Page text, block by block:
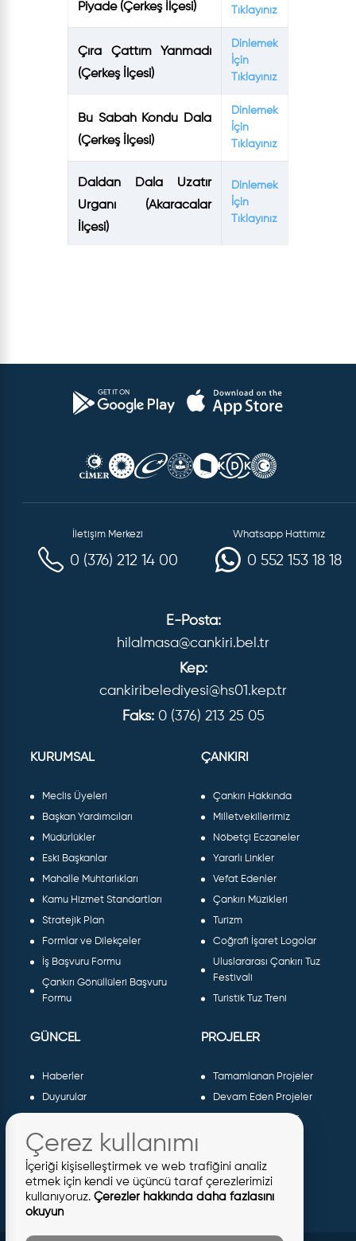
Piyade (Çerkeş İlçesi)
Tıklayınız
Çıra Çattım Yanmadı
(Çerkeş İlçesi)
Dinlemek
İçin
Tıklayınız
Bu Sabah Kondu Dala
(Çerkeş İlçesi)
Dinlemek
İçin
Tıklayınız
Daldan Dala Uzatır
Urganı (Akaracalar
İlçesi)
Dinlemek
İçin
Tıklayınız
İletişim Merkezi
0 (376) 212 14 00
Whatsapp Hattımız
0 552 153 18 18
E-Posta:
hilalmasa@cankiri.bel.tr
Kep:
cankiribelediyesi@hs01.kep.tr
Faks: 0 (376) 213 25 05
KURUMSAL
Meclis Üyeleri
Başkan Yardımcıları
Müdürlükler
Eski Başkanlar
Mahalle Muhtarlıkları
Kamu Hizmet Standartları
Stratejik Plan
Formlar ve Dilekçeler
İş Başvuru Formu
Çankırı Gönüllüleri Başvuru
Formu
ÇANKIRI
Çankırı Hakkında
Milletvekillerimiz
Nöbetçi Eczaneler
Yararlı Linkler
Vefat Edenler
Çankırı Müzikleri
Turizm
Coğrafi İşaret Logolar
Uluslararası Çankırı Tuz
Festivali
Turistik Tuz Treni
GÜNCEL
Haberler
Duyurular
Galeri
Etkinlikler
Meclis Kararları
İhaleler
İmar İlanları
PROJELER
Tamamlanan Projeler
Devam Eden Projeler
Planlanan Projeler
Sosyal Projeler
Çerez kullanımı
İçeriği kişiselleştirmek ve web trafiğini analiz
etmek için kendi ve üçüncü taraf çerezlerimizi
kullanıyoruz. Çerezler hakkında daha fazlasını
okuyun